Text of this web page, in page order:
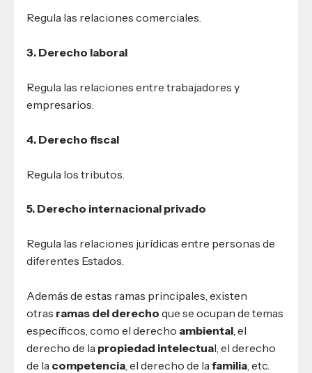
Regula las relaciones comerciales.
3. Derecho laboral
Regula las relaciones entre trabajadores y
empresarios.
4. Derecho fiscal
Regula los tributos.
5. Derecho internacional privado
Regula las relaciones jurídicas entre personas de
diferentes Estados.
Además de estas ramas principales, existen
otras ramas del derecho que se ocupan de temas
específicos, como el derecho ambiental , el
derecho de la propiedad intelectual, el derecho
de la competencia , el derecho de la familia , etc.